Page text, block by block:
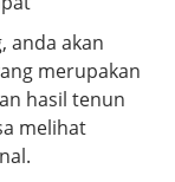
anda akan
merupakan
hasil tenun
melihat